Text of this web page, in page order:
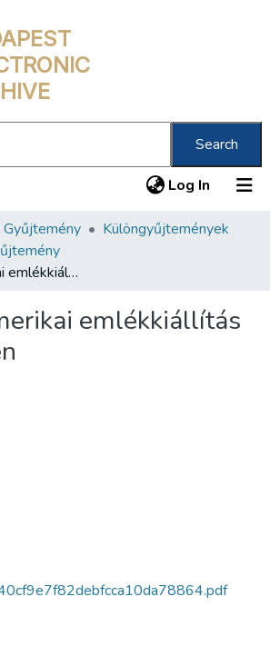
Search
Log In (current)
Különgyűjtemények
Magyar-amerikai emlékkiállítás Budapesten
emlékkiállítás